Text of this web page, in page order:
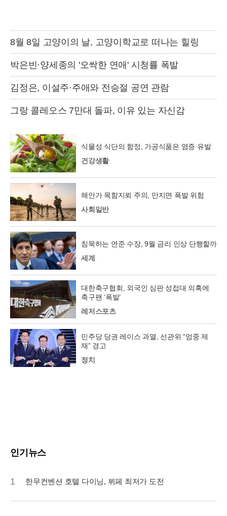
8월 8일 고양이의 날, 고양이학교로 떠나는 힐링
박은빈·양세종의 '오싹한 연애' 시청률 폭발
김정은, 이설주·주애와 전승절 공연 관람
그랑 콜레오스 7만대 돌파, 이유 있는 자신감
식물성 식단의 함정, 가공식품은 염증 유발
건강생활
해안가 목함지뢰 주의, 만지면 폭발 위험
사회일반
침묵하는 연준 수장, 9월 금리 인상 단행할까
세계
대한축구협회, 외국인 심판 성접대 의혹에
축구팬 ‘폭발’
레저스포츠
민주당 당권 레이스 과열, 선관위 “엄중 제
재” 경고
정치
인기뉴스
1 한무컨벤션 호텔 다이닝, 뷔페 최저가 도전